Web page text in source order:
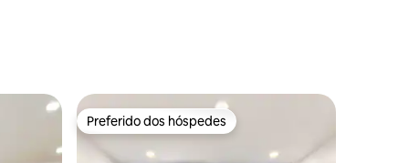
Preferido dos hóspedes
Preferido dos hóspedes